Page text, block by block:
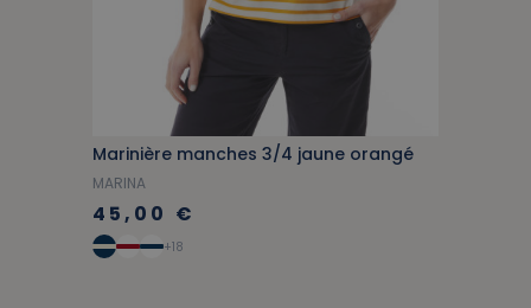
Marinière manches 3/4 jaune orangé
MARINA
45,00 €
+18